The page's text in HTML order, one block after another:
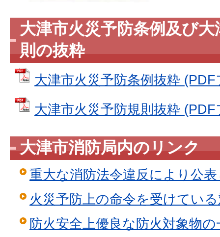
大津市火災予防条例及び
則の抜粋
大津市火災予防条例抜粋
大津市火災予防規則抜粋
大津市消防局内のリンク
重大な消防法令違反により公
火災予防上の命令を受けてい
防火安全上優良な防火対象物の